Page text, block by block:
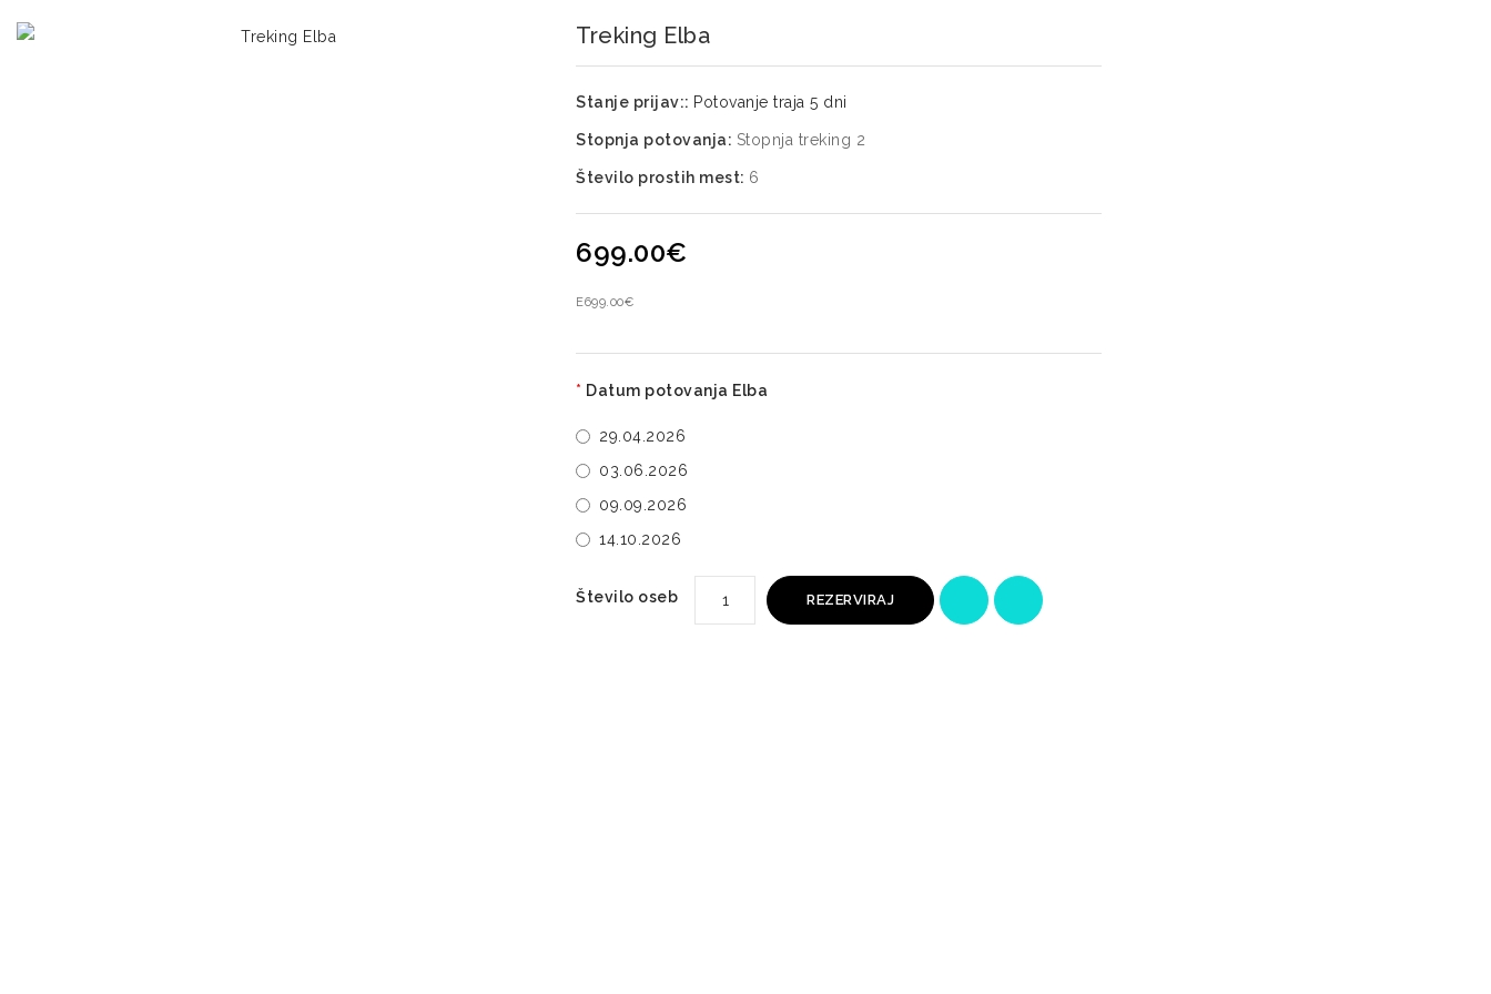
Treking Elba
Stanje prijav:: Potovanje traja 5 dni
Stopnja potovanja: Stopnja treking 2
Število prostih mest: 6
699.00€
E699.00€
Datum potovanja Elba
29.04.2026
03.06.2026
09.09.2026
14.10.2026
Število oseb REZERVIRAJ